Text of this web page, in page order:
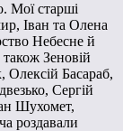
Мої старші
Іван та Олена
Небесне й
Зеновій
Басараб,
Сергій
Шухомет,
роздавали